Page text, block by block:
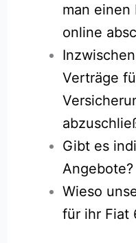
man einen
online
Verträge
Gibt es
Angebote?
Wieso
für ihr Fiat